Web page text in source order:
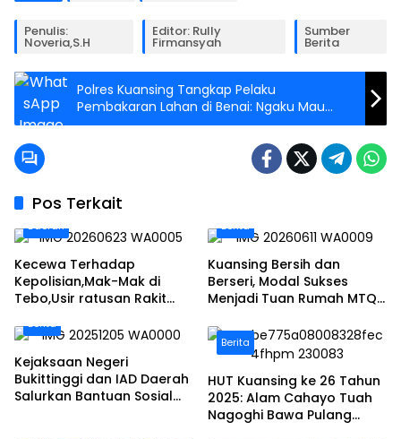
Penulis:
Noveria,S.H
Editor: Rully
Firmansyah
Sumber
Berita
Polres Kuansing Tangkap Pelaku
Pembakaran Lahan di Benai: Ngaku Mau
Tanam Sawit
Pos Terkait
Daerah
Kecewa Terhadap
Kepolisian,Mak-Mak di
Tebo,Usir ratusan Rakit
Berita
Kuansing Bersih dan
Berseri, Modal Sukses
Menjadi Tuan Rumah MTQ
Berita
Kejaksaan Negeri
Bukittinggi dan IAD Daerah
Salurkan Bantuan Sosial
Berita
HUT Kuansing ke 26 Tahun
2025: Alam Cahayo Tuah
Nagoghi Bawa Pulang